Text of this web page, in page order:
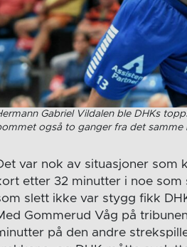
Gabriel Vildalen ble DHKs
også to ganger fra det
var nok av situasjoner som
etter 32 minutter i noe som
slett ikke var stygg fikk
Gommerud Våg på
på den andre